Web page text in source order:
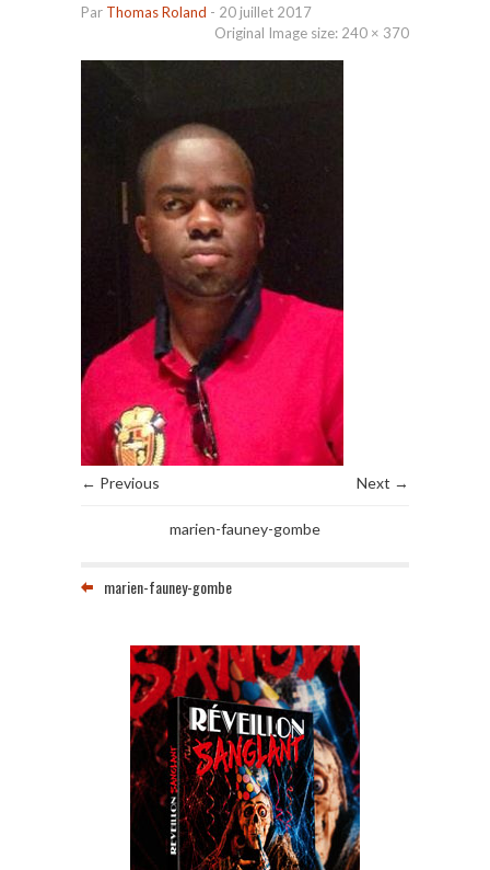
Par Thomas Roland - 20 juillet 2017
Original Image size: 240 × 370
← Previous Next →
marien-fauney-gombe
marien-fauney-gombe